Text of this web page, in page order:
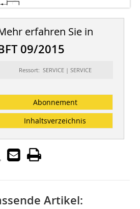
erfahren Sie in
09/2015
Ressort: SERVICE | SERVICE
Abonnement
Inhaltsverzeichnis
Artikel: